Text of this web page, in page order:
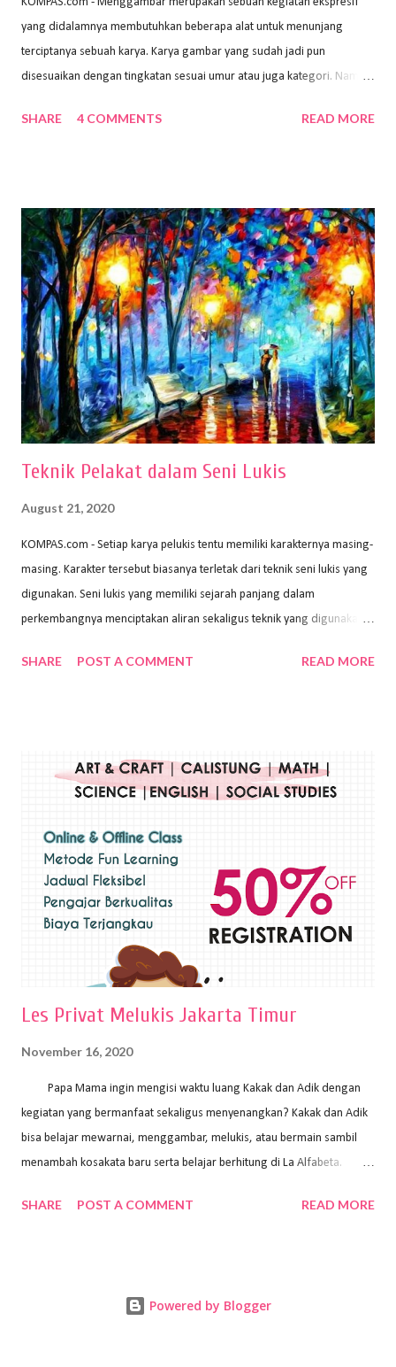
yang didalamnya membutuhkan beberapa alat untuk menunjang
terciptanya sebuah karya. Karya gambar yang sudah jadi pun
disesuaikan dengan tingkatan sesuai umur atau juga kategori. Namun,
sehingga hasilnya bisa dilihat. Peran alat dan bahan sangat
memiliki spesifikasi berbeda sesuai jenisnya. Berikut peralatan
menggambar bentuk: 1. Kertas Gambar Kegiatan menggambar
membutuhkan kertas yang baik agar proses pembuatan gambar lebih
nyaman dan maksimal. Bahan kertas yang baik salah satu syaratnya
adalah tidak mudah sobek, mengingat menggambar merupakan
proses menggores dan menghapus. Kertas adalah bahan yang paling
ideal digunakan untuk menggambar. Dalam menggambar
menggunakan pen...
SHARE 4 COMMENTS READ MORE
Teknik Pelakat dalam Seni Lukis
August 21, 2020
KOMPAS.com - Setiap karya pelukis tentu memiliki karakternya masing-
masing. Karakter tersebut biasanya terletak dari teknik seni lukis yang
digunakan. Seni lukis yang memiliki sejarah panjang dalam
perkembangnya menciptakan aliran sekaligus teknik yang digunakan.
Wayan Kun Adnyana, teknik yang berbeda tentunya akan
menggunakan bahan dasar cat air, cat akrilik, atau cat minyak dengan
sapuan warna cat yang tebal. Dengan memberikan sapuan warna
pelukis untuk menghasilkan lukisan yang mempesona dan tentunya
bernilai tinggi. Ciri teknik plakat Ciri-ciri teknik plakat, yaitu: Sapuan
warna yang kental dan tebal. Hasil lukisan menutupi seluruh bagian
medianya Mem...
SHARE POST A COMMENT READ MORE
Les Privat Melukis Jakarta Timur
November 16, 2020
Papa Mama ingin mengisi waktu luang Kakak dan Adik dengan
kegiatan yang bermanfaat sekaligus menyenangkan? Kakak dan Adik
bisa belajar mewarnai, menggambar, melukis, atau bermain sambil
menambah kosakata baru serta belajar berhitung di La Alfabeta.
kok untuk mengajar dengan metode yang fun, La Alfabeta
Alfabeta. ⁣⁣⁣⁣Ada pilihan online class maupun offline class lho! Cek
SHARE POST A COMMENT READ MORE
Powered by Blogger